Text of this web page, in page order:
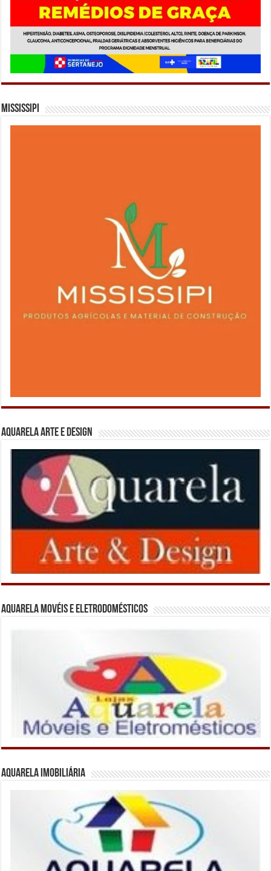
Mississipi
Aquarela Arte e Design
Aquarela Movéis e Eletrodomésticos
Aquarela Imobiliária